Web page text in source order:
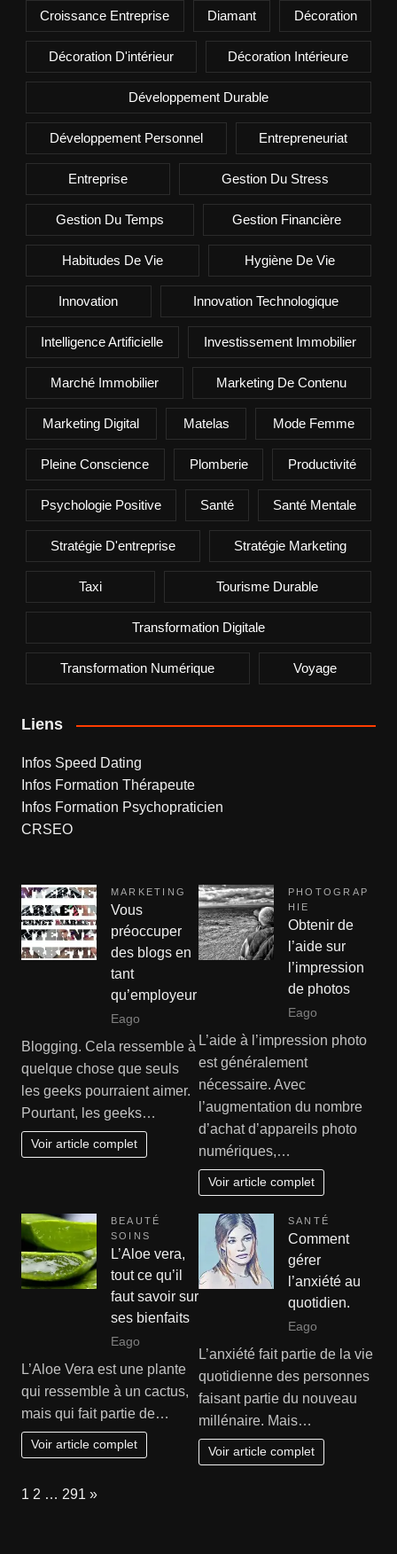
Croissance Entreprise Diamant Décoration
Décoration D'intérieur Décoration Intérieure
Développement Durable
Développement Personnel Entrepreneuriat
Entreprise Gestion Du Stress
Gestion Du Temps Gestion Financière
Habitudes De Vie Hygiène De Vie
Innovation Innovation Technologique
Intelligence Artificielle Investissement Immobilier
Marché Immobilier Marketing De Contenu
Marketing Digital Matelas Mode Femme
Pleine Conscience Plomberie Productivité
Psychologie Positive Santé Santé Mentale
Stratégie D'entreprise Stratégie Marketing
Taxi Tourisme Durable
Transformation Digitale
Transformation Numérique Voyage
Liens
Infos Speed Dating
Infos Formation Thérapeute
Infos Formation Psychopraticien
CRSEO
MARKETING
Vous
préoccuper
des blogs en
tant
qu’employeur
Eago
Blogging. Cela ressemble à
quelque chose que seuls
les geeks pourraient aimer.
Pourtant, les geeks…
Voir article complet
PHOTOGRAP
HIE
Obtenir de
l’aide sur
l’impression
de photos
Eago
L’aide à l’impression photo
est généralement
nécessaire. Avec
l’augmentation du nombre
d’achat d’appareils photo
numériques,…
Voir article complet
BEAUTÉ
SOINS
L’Aloe vera,
tout ce qu’il
faut savoir sur
ses bienfaits
Eago
L’Aloe Vera est une plante
qui ressemble à un cactus,
mais qui fait partie de…
Voir article complet
SANTÉ
Comment
gérer
l’anxiété au
quotidien.
Eago
L’anxiété fait partie de la vie
quotidienne des personnes
faisant partie du nouveau
millénaire. Mais…
Voir article complet
Page:
1 2 … 291 Next
»